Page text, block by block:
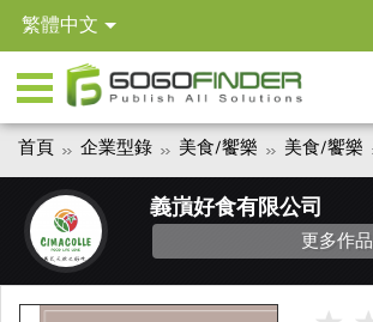
繁體中文
首頁 企業型錄 美食/饗樂 美食/饗樂
義嵿好食有限公司
更多作品